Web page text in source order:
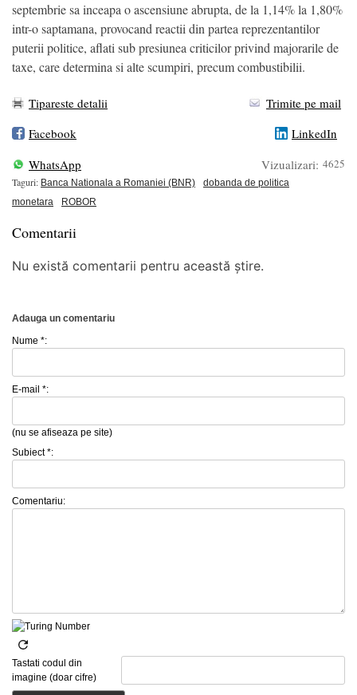
septembrie sa inceapa o ascensiune abrupta, de la 1,14% la 1,80%
intr-o saptamana, provocand reactii din partea reprezentantilor
puterii politice, aflati sub presiunea criticilor privind majorarile de
taxe, care determina si alte scumpiri, precum combustibilii.
Tipareste detalii
Trimite pe mail
Facebook
LinkedIn
WhatsApp
Vizualizari: 4625
Taguri: Banca Nationala a Romaniei (BNR)
dobanda de politica
monetara
ROBOR
Comentarii
Nu există comentarii pentru această știre.
Adauga un comentariu
Nume *:
E-mail *:
(nu se afiseaza pe site)
Subiect *:
Comentariu:
Tastati codul din
imagine (doar cifre)